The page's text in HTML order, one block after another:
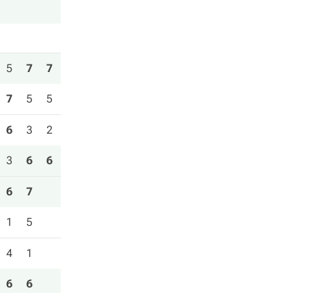
5 7 7
7 5 5
6 3 2
3 6 6
6 7
1 5
4 1
6 6